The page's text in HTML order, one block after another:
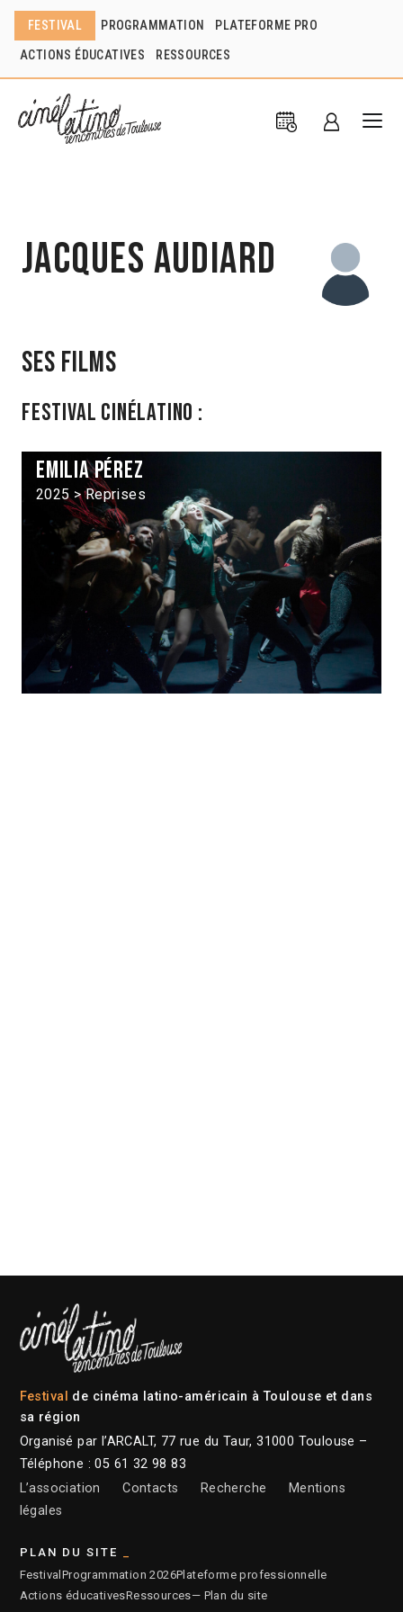
FESTIVAL PROGRAMMATION PLATEFORME PRO
ACTIONS ÉDUCATIVES RESSOURCES
Jacques Audiard
Ses films
Festival Cinélatino :
Emilia Pérez
2025 > Reprises
Festival de cinéma latino-américain à Toulouse et dans
sa région
Organisé par l’ARCALT, 77 rue du Taur, 31000 Toulouse –
Téléphone : 05 61 32 98 83
L’association
Contacts Recherche
Mentions
légales
PLAN DU SITE
Festival Programmation 2026Plateforme professionnelle
Actions éducativesRessources— Plan du site